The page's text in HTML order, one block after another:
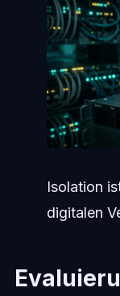
Isolation
digitalen